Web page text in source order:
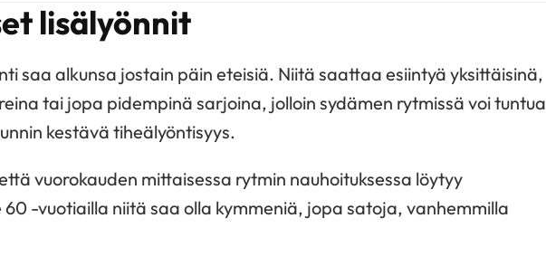
lisälyönnit
saa alkunsa jostain päin eteisiä. Niitä saattaa esiintyä yksittäisinä,
tai jopa pidempinä sarjoina, jolloin sydämen rytmissä voi tuntua
kestävä tiheälyöntisyys.
vuorokauden mittaisessa rytmin nauhoituksessa löytyy
-vuotiailla niitä saa olla kymmeniä, jopa satoja, vanhemmilla